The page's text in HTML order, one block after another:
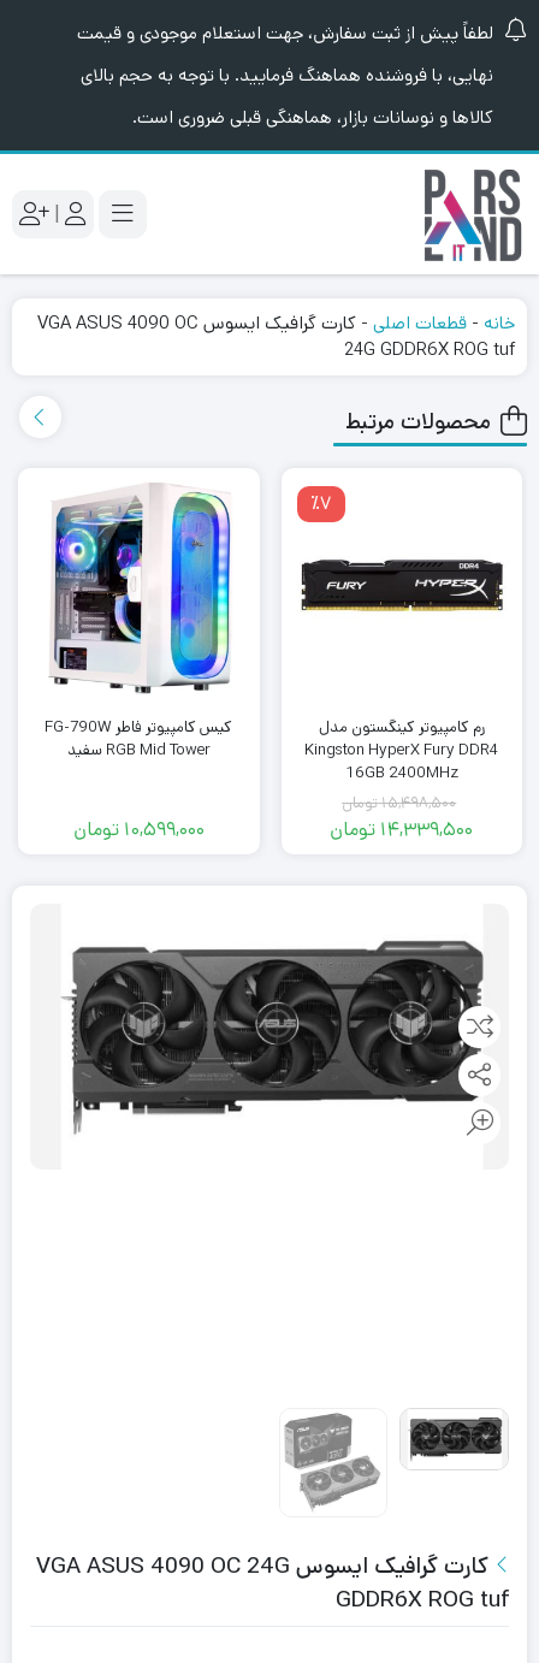
لطفاً پیش از ثبت سفارش، جهت استعلام موجودی و قیمت
نهایی، با فروشنده هماهنگ فرمایید. با توجه به حجم بالای
کالاها و نوسانات بازار، هماهنگی قبلی ضروری است.
|
خانه - قطعات اصلی -
کارت گرافیک ایسوس VGA ASUS 4090 OC
24G GDDR6X ROG tuf
محصولات مرتبط
٪7
رم کامپیوتر کینگستون مدل
Kingston HyperX Fury DDR4
16GB 2400MHz
15,498,500تومان
بود.
14,339,500 تومان
کیس کامپیوتر فاطر FG-790W
RGB Mid Tower سفید
10,599,000 تومان
کارت گرافیک ایسوس VGA ASUS 4090 OC 24G
GDDR6X ROG tuf